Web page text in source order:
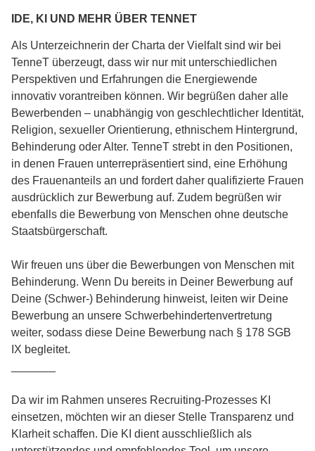
IDE, KI UND MEHR ÜBER TENNET
Als Unterzeichnerin der Charta der Vielfalt sind wir bei
TenneT überzeugt, dass wir nur mit unterschiedlichen
Perspektiven und Erfahrungen die Energiewende
innovativ vorantreiben können. Wir begrüßen daher alle
Bewerbenden – unabhängig von geschlechtlicher Identität,
Religion, sexueller Orientierung, ethnischem Hintergrund,
Behinderung oder Alter. TenneT strebt in den Positionen,
in denen Frauen unterrepräsentiert sind, eine Erhöhung
des Frauenanteils an und fordert daher qualifizierte Frauen
ausdrücklich zur Bewerbung auf. Zudem begrüßen wir
ebenfalls die Bewerbung von Menschen ohne deutsche
Staatsbürgerschaft.
Wir freuen uns über die Bewerbungen von Menschen mit
Behinderung. Wenn Du bereits in Deiner Bewerbung auf
Deine (Schwer-) Behinderung hinweist, leiten wir Deine
Bewerbung an unsere Schwerbehindertenvertretung
weiter, sodass diese Deine Bewerbung nach § 178 SGB
IX begleitet.
Da wir im Rahmen unseres Recruiting-Prozesses KI
einsetzen, möchten wir an dieser Stelle Transparenz und
Klarheit schaffen. Die KI dient ausschließlich als